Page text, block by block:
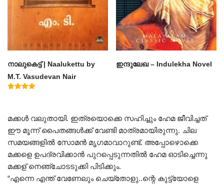
നാലുകെട്ട് | Naalukettu by
M.T. Vasudevan Nair
ഇന്ദുലേഖ – Indulekha Novel
മക്കൾ വലുതായി. ഇത്രയൊക്കെ സഹിച്ചും ഹേമ ജീവിച്ചത്
ഈ മൂന്ന് പൈതങ്ങൾക്ക് വേണ്ടി മാത്രമായിരുന്നു. ചില
സമയങ്ങളിൽ സോമൻ മൃഗമാവാറുണ്ട്. അപ്പോഴൊക്കെ
മക്കളെ ഉപദ്രവിക്കാൻ പുറപ്പെടുന്നതിൽ ഹേമ ഓടിച്ചെന്നു
മക്കള് നെഞ്ചോടടുക്കി പിടിക്കും.
“എന്നെ എന്ത് വേണേലും ചെയ്തോളു..ന്റെ കുട്ട്യോളെ